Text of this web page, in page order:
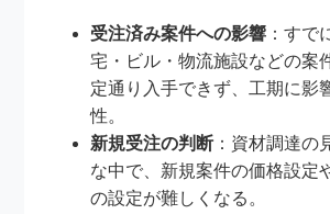
受注済み案件への影響 ：すで
宅・ビル・物流施設などの案
定通り入手できず、工期に影
性。
新規受注の判断 ：資材調達の
な中で、新規案件の価格設定
の設定が難しくなる。